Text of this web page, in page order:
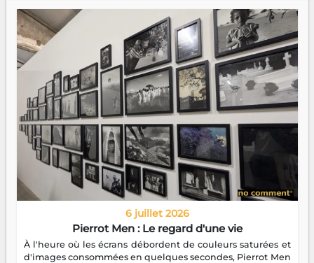
6 juillet 2026
Pierrot Men : Le regard d'une vie
À l'heure où les écrans débordent de couleurs saturées et
d'images consommées en quelques secondes, Pierrot Men